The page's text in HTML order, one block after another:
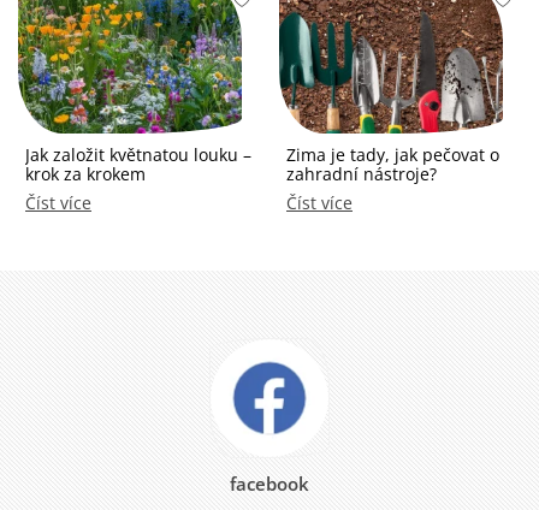
Jak založit květnatou louku –
krok za krokem
Číst více
Zima je tady, jak pečovat o
zahradní nástroje?
Číst více
facebook